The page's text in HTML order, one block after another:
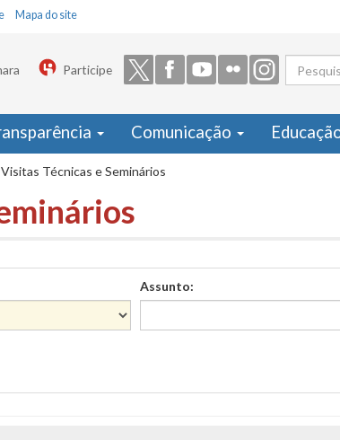
Mapa do site
de
Participe
Comunicação
Técnicas e Seminários
Assunto: